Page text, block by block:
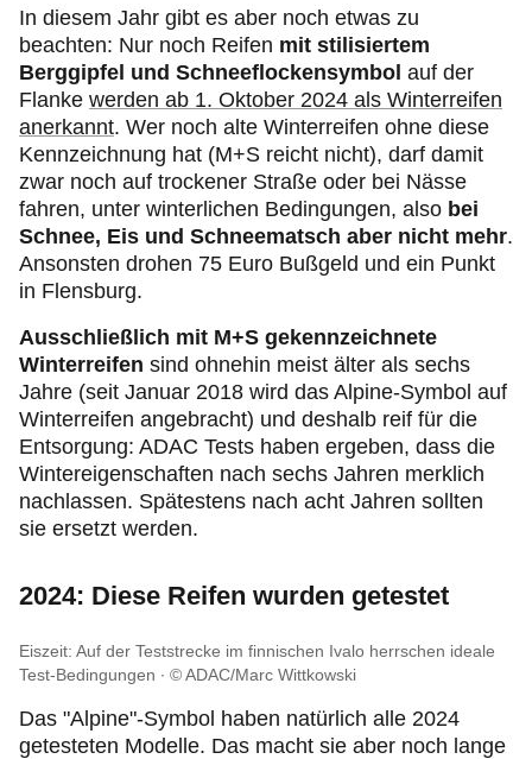
In diesem Jahr gibt es aber noch etwas zu
beachten: Nur noch Reifen mit stilisiertem
Berggipfel und Schneeflockensymbol auf der
Flanke werden ab 1. Oktober 2024 als Winterreifen
anerkannt. Wer noch alte Winterreifen ohne diese
Kennzeichnung hat (M+S reicht nicht), darf damit
zwar noch auf trockener Straße oder bei Nässe
fahren, unter winterlichen Bedingungen, also bei
Schnee, Eis und Schneematsch aber nicht mehr.
Ansonsten drohen 75 Euro Bußgeld und ein Punkt
in Flensburg.
Ausschließlich mit M+S gekennzeichnete
Winterreifen sind ohnehin meist älter als sechs
Jahre (seit Januar 2018 wird das Alpine-Symbol auf
Winterreifen angebracht) und deshalb reif für die
Entsorgung: ADAC Tests haben ergeben, dass die
Wintereigenschaften nach sechs Jahren merklich
nachlassen. Spätestens nach acht Jahren sollten
sie ersetzt werden.
2024: Diese Reifen wurden getestet
Eiszeit: Auf der Teststrecke im finnischen Ivalo herrschen ideale
Test-Bedingungen
© ADAC/Marc Wittkowski
Das "Alpine"-Symbol haben natürlich alle 2024
getesteten Modelle. Das macht sie aber noch lange